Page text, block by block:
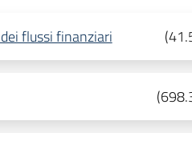
flussi finanziari (
(